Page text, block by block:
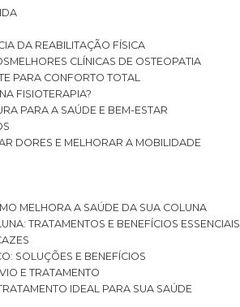
DA REABILITAÇÃO FÍSICA
MELHORES CLÍNICAS DE OSTEOPATIA
PARA CONFORTO TOTAL
NA FISIOTERAPIA?
PARA A SAÚDE E BEM-ESTAR
DORES E MELHORAR A MOBILIDADE
MELHORA A SAÚDE DA SUA COLUNA
TRATAMENTOS E BENEFÍCIOS ESSENCIAIS
SOLUÇÕES E BENEFÍCIOS
E TRATAMENTO
IDEAL PARA SUA SAÚDE